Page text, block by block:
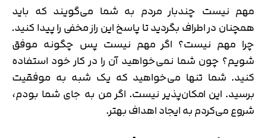
مهم نیست چندبار مردم به شما می‌گویند که باید
همچنان در اطراف بگردید تا پاسخ این راز مخفی را پیدا کنید.
چرا مهم نیست؟ اگر مهم نیست پس چگونه موفق
شویم؟ چون شما نمی­‌خواهید آن را در کار خود استفاده
کنید. شما تنها می­‌خواهید که یک شبه به موفقیت
برسید. این امکان‌­پذیر نیست. اگر من به جای شما بودم،
شروع می­‌کردم به ایجاد اهداف بهتر.